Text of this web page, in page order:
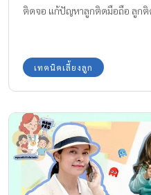
ติดจอ แก้ปัญหาลูกติดมือถือ ลูกติ
เทคนิคเลี้ยงลูก